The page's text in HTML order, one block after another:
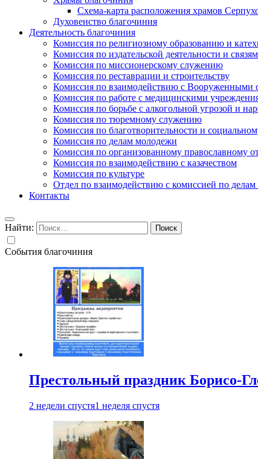
Схема-карта расположения храмов
Духовенство благочиния
Деятельность благочиния
Комиссия по религиозному образованию и
Комиссия по издательской деятельности и
Комиссия по миссионерскому служению
Комиссия по реставрации и строительству
Комиссия по взаимодействию с Вооруженными
Комиссия по работе с медицинскими
Комиссия по борьбе с алкогольной угрозой и
Комиссия по тюремному служению
Комиссия по благотворительности и
Комиссия по делам молодежи
Комиссия по организованному православному
Комиссия по взаимодействию с казачеством
Комиссия по культуре
Отдел по взаимодействию с комиссией по
Контакты
Найти:
События благочиния
Престольный праздник Борисо-
2 недели спустя1 неделя спустя